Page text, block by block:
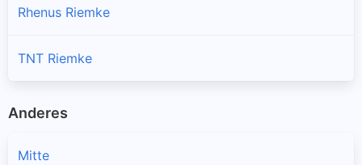
Rhenus Riemke
TNT Riemke
Anderes
Mitte